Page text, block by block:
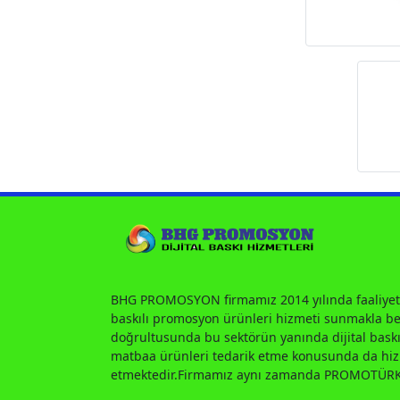
BHG PROMOSYON firmamız 2014 yılında
baskılı promosyon ürünleri hizmeti sunmakla
doğrultusunda bu sektörün yanında dijital
matbaa ürünleri tedarik etme konusunda da
etmektedir.Firmamız aynı zamanda